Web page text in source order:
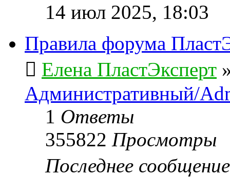
14 июл 2025, 18:03
Правила форума
Елена ПластЭксперт
Административный/
1 Ответы
355822 Просмотры
Последнее